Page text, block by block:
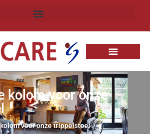
kolom voor onze
voor onze trippelstoel